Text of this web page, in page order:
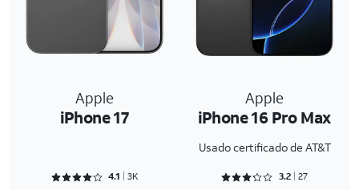
Apple
iPhone 17
Apple
iPhone 16 Pro Max
Usado certificado de AT&T
Rated 4.114 out of 5
4.1 3K Rated 3.2963 out of 5
3.2 27